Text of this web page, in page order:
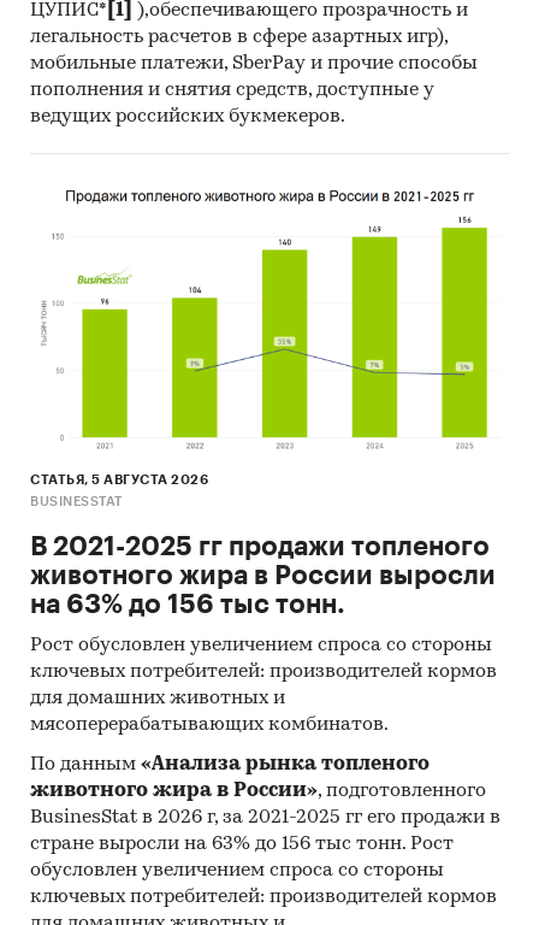
ЦУПИС* [1]
),обеспечивающего прозрачность и
легальность расчетов в сфере азартных игр),
мобильные платежи, SberPay и прочие способы
пополнения и снятия средств, доступные у
ведущих российских букмекеров.
СТАТЬЯ, 5 АВГУСТА 2026
BUSINESSTAT
В 2021-2025 гг продажи топленого
животного жира в России выросли
на 63% до 156 тыс тонн.
Рост обусловлен увеличением спроса со стороны
ключевых потребителей: производителей кормов
для домашних животных и
мясоперерабатывающих комбинатов.
По данным «Анализа рынка топленого
животного жира в России», подготовленного
BusinesStat в 2026 г, за 2021-2025 гг его продажи в
стране выросли на 63% до 156 тыс тонн. Рост
обусловлен увеличением спроса со стороны
ключевых потребителей: производителей кормов